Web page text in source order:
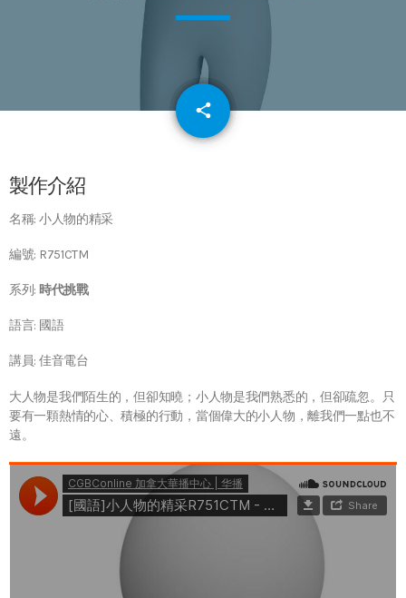
share
email
製作介紹
名稱: 小人物的精采
編號: R751CTM
系列: 時代挑戰
語言: 國語
講員: 佳音電台
大人物是我們陌生的，但卻知曉；小人物是我們熟悉的，但卻疏忽。只
要有一顆熱情的心、積極的行動，當個偉大的小人物，離我們一點也不
遠。